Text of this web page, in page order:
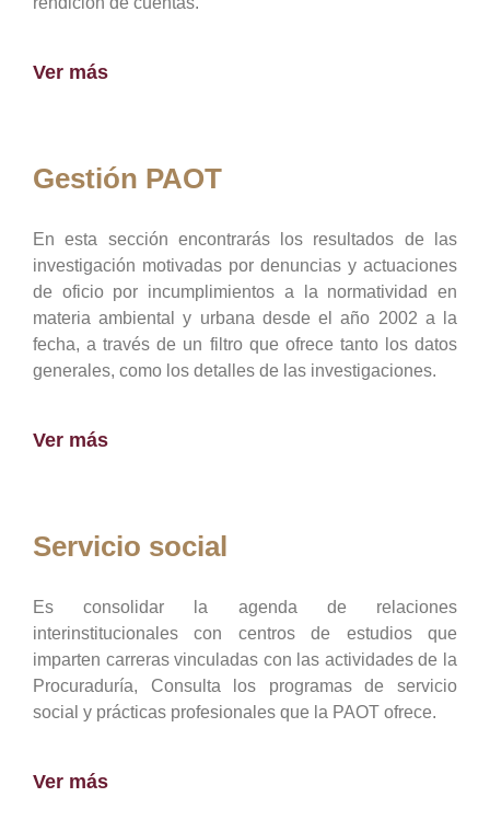
Ver más
Gestión PAOT
En esta sección encontrarás los resultados de las
investigación motivadas por denuncias y actuaciones
de oficio por incumplimientos a la normatividad en
materia ambiental y urbana desde el año 2002 a la
fecha, a través de un filtro que ofrece tanto los datos
generales, como los detalles de las investigaciones.
Ver más
Servicio social
Es consolidar la agenda de relaciones
interinstitucionales con centros de estudios que
imparten carreras vinculadas con las actividades de la
Procuraduría, Consulta los programas de servicio
social y prácticas profesionales que la PAOT ofrece.
Ver más